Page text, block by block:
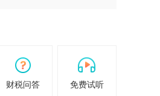
财税问答 免费试听